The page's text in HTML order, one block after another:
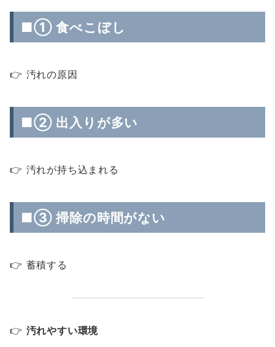
■① 食べこぼし
👉 汚れの原因
■② 出入りが多い
👉 汚れが持ち込まれる
■③ 掃除の時間がない
👉 蓄積する
👉 汚れやすい環境